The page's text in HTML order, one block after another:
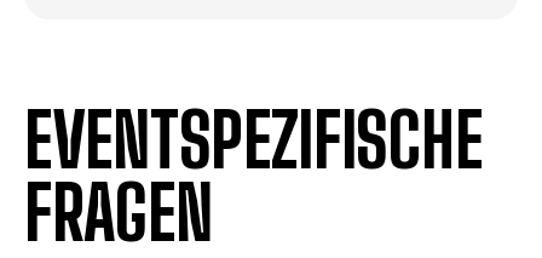
EVENTSPEZIFISCHE
FRAGEN